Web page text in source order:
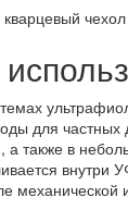
кварцевый
для частных
а также в
внутри
механической